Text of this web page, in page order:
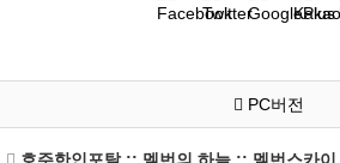
PC버전